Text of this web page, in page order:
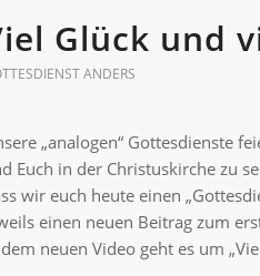
Glück und
ANDERS
„analogen“ Gottesdienste
Euch in der Christuskirche zu
wir euch heute einen
einen neuen Beitrag zum
neuen Video geht es um